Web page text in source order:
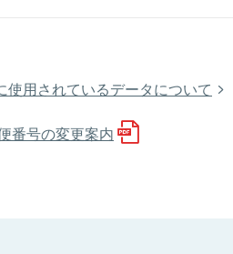
使用されているデータについて
番号の変更案内